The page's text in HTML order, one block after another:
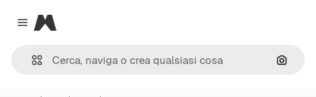
Close menu
Magnific
Cerca